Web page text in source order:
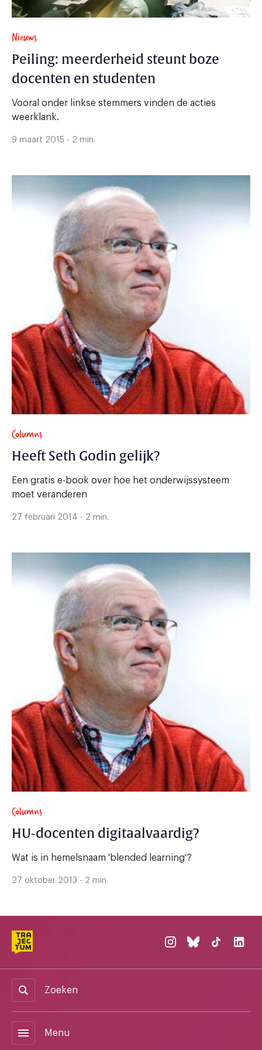
Nieuws
Peiling: meerderheid steunt boze
docenten en studenten
Vooral onder linkse stemmers vinden de acties
weerklank.
9 maart 2015 - 2 min.
Columns
Heeft Seth Godin gelijk?
Een gratis e-book over hoe het onderwijssysteem
moet veranderen
27 februari 2014 - 2 min.
Columns
HU-docenten digitaalvaardig?
Wat is in hemelsnaam 'blended learning'?
27 oktober 2013 - 2 min.
Zoeken
menu Menu